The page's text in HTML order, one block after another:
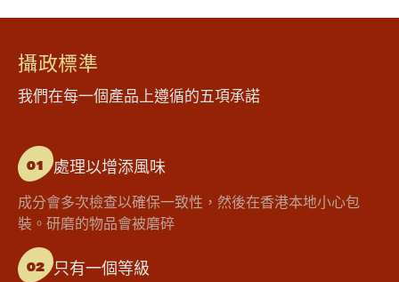
攝政標準
我們在每一個產品上遵循的五項承諾
01 處理以增添風味
成分會多次檢查以確保一致性，然後在香港本地小心包
裝。研磨的物品會被磨碎
02 只有一個等級